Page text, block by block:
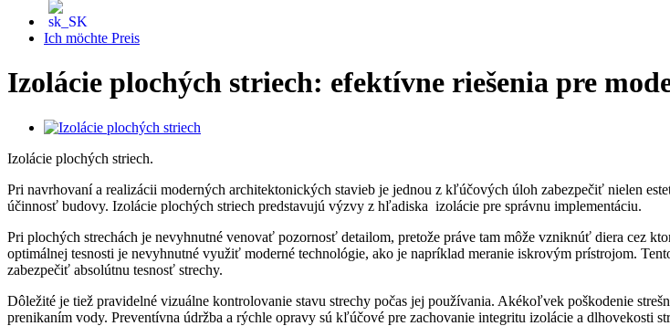
Ich möchte Preis
Izolácie plochých striech: efektívne riešenia pre
View
Image
Izolácie plochých striech.
Pri navrhovaní a realizácii moderných architektonických stavieb je jednou z kľúčových úloh zabezpečiť nielen
účinnosť budovy. Izolácie plochých striech predstavujú výzvy z hľadiska izolácie pre správnu implementáciu.
Pri plochých strechách je nevyhnutné venovať pozornosť detailom, pretože práve tam môže vzniknúť diera cez
optimálnej tesnosti je nevyhnutné využiť moderné technológie, ako je napríklad meranie iskrovým prístrojom.
zabezpečiť absolútnu tesnosť strechy.
Dôležité je tiež pravidelné vizuálne kontrolovanie stavu strechy počas jej používania. Akékoľvek poškodenie
prenikaním vody. Preventívna údržba a rýchle opravy sú kľúčové pre zachovanie integritu izolácie a dlhovekosti